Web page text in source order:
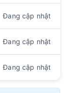
Đang cập nhật
Đang cập nhật
Đang cập nhật